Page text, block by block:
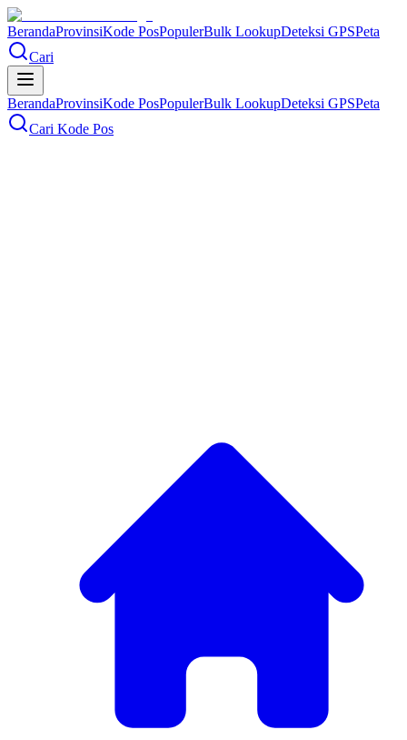
BerandaProvinsiKode PosPopulerBulk LookupDeteksi GPSPeta
Cari
BerandaProvinsiKode PosPopulerBulk LookupDeteksi GPSPeta
Cari Kode Pos